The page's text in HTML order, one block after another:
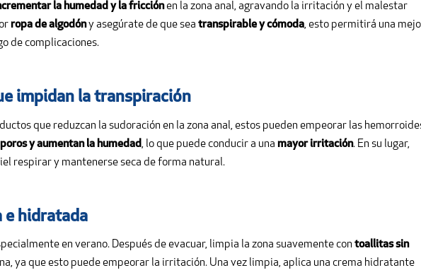
la humedad y la fricciónen la zona anal, agravando la irritación y el malestar
ropa de algodóny asegúrate de que sea transpirable y cómoda, esto permitirá una
de complicaciones.
impidan la transpiración
que reduzcan la sudoración en la zona anal, estos pueden empeorar las
y aumentan la humedad, lo que puede conducir a una mayor irritación. En su lugar,
respirar y mantenerse seca de forma natural.
e hidratada
en verano. Después de evacuar, limpia la zona suavemente con toallitas sin
ya que esto puede empeorar la irritación. Una vez limpia, aplica una crema hidratante